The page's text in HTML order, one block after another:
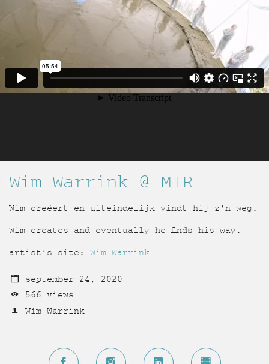
Wim Warrink @ MIR
Wim creëert en uiteindelijk vindt hij z’n weg.
Wim creates and eventually he finds his way.
artist’s site: Wim Warrink
september 24, 2020
566 views
Wim Warrink